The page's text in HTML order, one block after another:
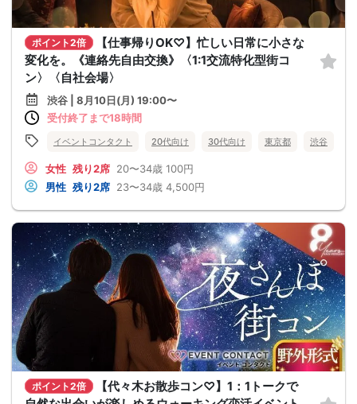
ポイント2倍
【仕事帰りOK♡】忙しい日常に小さな
変化を。《連絡先自由交換》〈1:1交流特化型街コ
ン〉〈自社会場〉
渋谷 | 8月10日(月) 19:00〜
受付終了まで18時間
イベントコンタクト 20代向け 30代向け 東京都 渋谷
女性 残り2席 20〜34歳 100円
男性 残り2席 23〜34歳 4,500円
ポイント2倍
【代々木お散歩コン♡】1：1トークで